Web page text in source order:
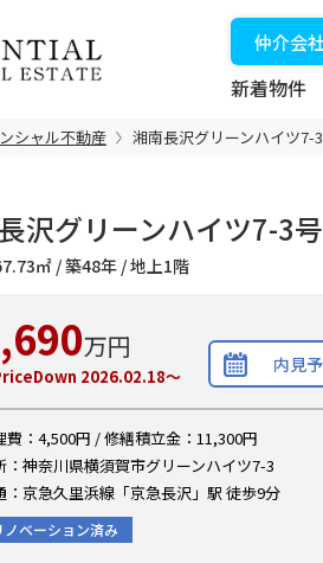
仲介会
新着物件
シャル不動産 湘南長沢グリーンハイツ7-
沢グリーンハイツ7-3
㎡ / 築48年 / 地上1階
万円
2026.02.18～
内見
費：4,500円 / 修繕積立金：11,300円
：神奈川県横須賀市グリーンハイツ7-3
：京急久里浜線「京急長沢」駅 徒歩9分
ノベーション済み